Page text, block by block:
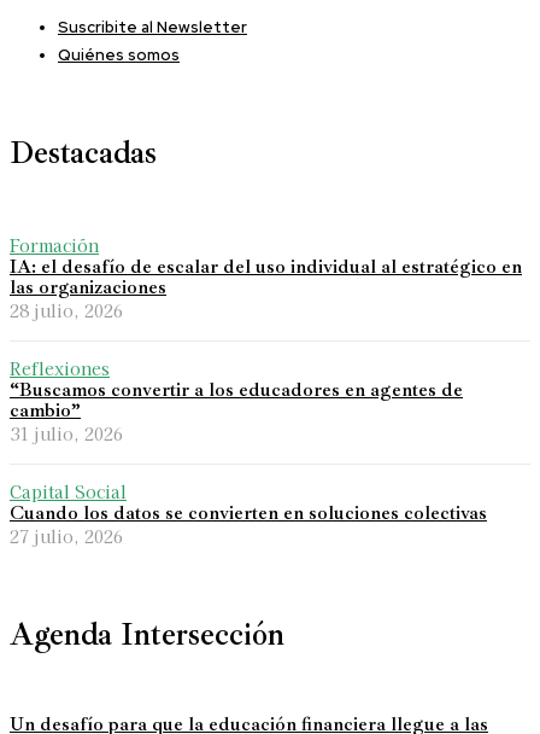
Suscribite al Newsletter
Quiénes somos
Destacadas
Formación
IA: el desafío de escalar del uso individual al estratégico en
las organizaciones
28 julio, 2026
Reflexiones
“Buscamos convertir a los educadores en agentes de
cambio”
31 julio, 2026
Capital Social
Cuando los datos se convierten en soluciones colectivas
27 julio, 2026
Agenda Intersección
Un desafío para que la educación financiera llegue a las